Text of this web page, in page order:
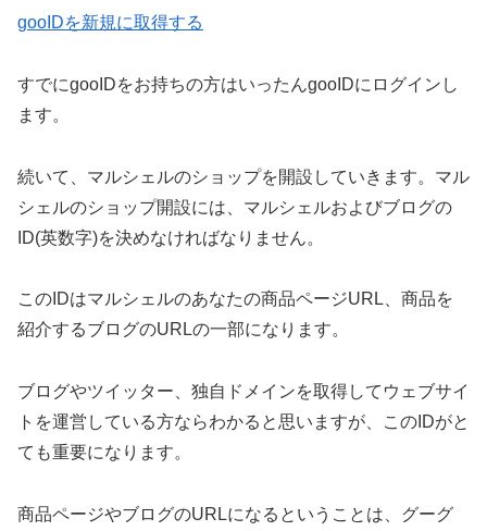
gooIDを新規に取得する
すでにgooIDをお持ちの方はいったんgooIDにログインし
ます。
続いて、マルシェルのショップを開設していきます。マル
シェルのショップ開設には、マルシェルおよびブログの
ID(英数字)を決めなければなりません。
このIDはマルシェルのあなたの商品ページURL、商品を
紹介するブログのURLの一部になります。
ブログやツイッター、独自ドメインを取得してウェブサイ
トを運営している方ならわかると思いますが、このIDがと
ても重要になります。
商品ページやブログのURLになるということは、グーグ